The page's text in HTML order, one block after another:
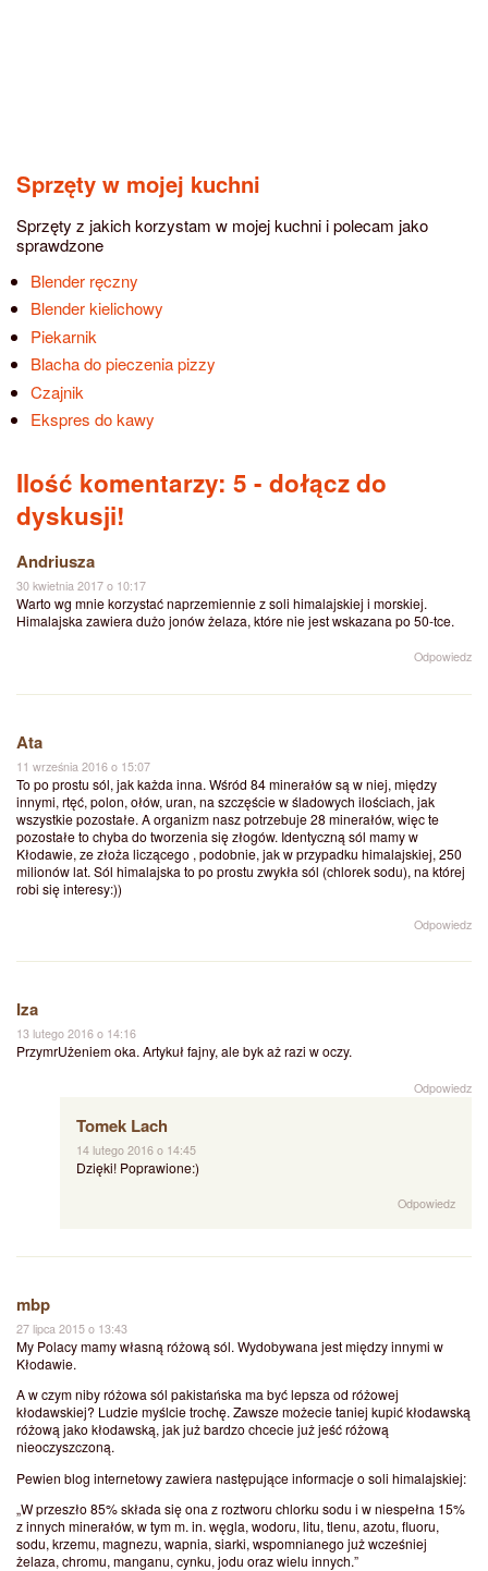
Sprzęty w mojej kuchni
Sprzęty z jakich korzystam w mojej kuchni i polecam jako
sprawdzone
Blender ręczny
Blender kielichowy
Piekarnik
Blacha do pieczenia pizzy
Czajnik
Ekspres do kawy
Ilość komentarzy: 5 - dołącz do
dyskusji!
Andriusza
30 kwietnia 2017 o 10:17
Warto wg mnie korzystać naprzemiennie z soli himalajskiej i morskiej.
Himalajska zawiera dużo jonów żelaza, które nie jest wskazana po 50-tce.
Odpowiedz
Ata
11 września 2016 o 15:07
To po prostu sól, jak każda inna. Wśród 84 minerałów są w niej, między
innymi, rtęć, polon, ołów, uran, na szczęście w śladowych ilościach, jak
wszystkie pozostałe. A organizm nasz potrzebuje 28 minerałów, więc te
pozostałe to chyba do tworzenia się złogów. Identyczną sól mamy w
Kłodawie, ze złoża liczącego , podobnie, jak w przypadku himalajskiej, 250
milionów lat. Sól himalajska to po prostu zwykła sól (chlorek sodu), na której
robi się interesy:))
Odpowiedz
Iza
13 lutego 2016 o 14:16
PrzymrUżeniem oka. Artykuł fajny, ale byk aż razi w oczy.
Odpowiedz
Tomek Lach
14 lutego 2016 o 14:45
Dzięki! Poprawione:)
Odpowiedz
mbp
27 lipca 2015 o 13:43
My Polacy mamy własną różową sól. Wydobywana jest między innymi w
Kłodawie.
A w czym niby różowa sól pakistańska ma być lepsza od różowej
kłodawskiej? Ludzie myślcie trochę. Zawsze możecie taniej kupić kłodawską
różową jako kłodawską, jak już bardzo chcecie już jeść różową
nieoczyszczoną.
Pewien blog internetowy zawiera następujące informacje o soli himalajskiej:
„W przeszło 85% składa się ona z roztworu chlorku sodu i w niespełna 15%
z innych minerałów, w tym m. in. węgla, wodoru, litu, tlenu, azotu, fluoru,
sodu, krzemu, magnezu, wapnia, siarki, wspomnianego już wcześniej
żelaza, chromu, manganu, cynku, jodu oraz wielu innych.”